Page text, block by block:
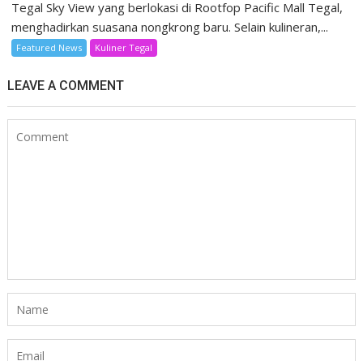
Tegal Sky View yang berlokasi di Rootfop Pacific Mall Tegal,
menghadirkan suasana nongkrong baru. Selain kulineran,...
Featured News Kuliner Tegal
LEAVE A COMMENT